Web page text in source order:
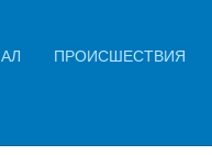
ПРОИСШЕСТВИЯ
под